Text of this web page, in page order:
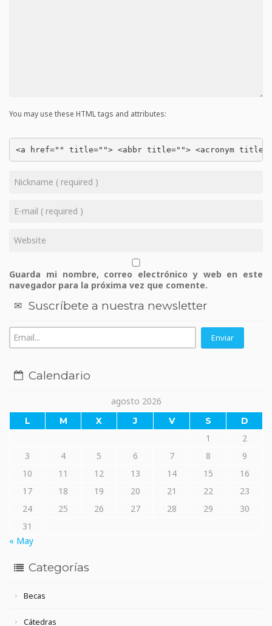
You may use these HTML tags and attributes:
<a href="" title=""> <abbr title=""> <acronym
Guarda mi nombre, correo electrónico y web en este
navegador para la próxima vez que comente.
Suscríbete a nuestra newsletter
Calendario
agosto 2026
L M X J V S D
1
2
3
4 5 6 7 8
9
10
11 12 13 14 15
16
17
18 19 20 21 22
23
24
25 26 27 28 29
30
31
« May
Categorías
Becas
Cátedras